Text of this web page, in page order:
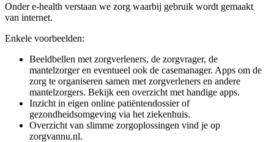
Onder e-health verstaan we zorg waarbij gebruik wordt gemaakt
van internet.
Enkele voorbeelden:
Beeldbellen met zorgverleners, de zorgvrager, de
mantelzorger en eventueel ook de casemanager. Apps om de
zorg te organiseren samen met zorgverleners en andere
mantelzorgers. Bekijk een overzicht met handige apps.
Inzicht in eigen online patiëntendossier of
gezondheidsomgeving via het ziekenhuis.
Overzicht van slimme zorgoplossingen vind je op
zorgvannu.nl.